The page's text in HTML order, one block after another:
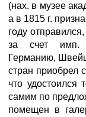
(нах. в музее
а в 1815 г.
году
за счет имп.
Германию,
стран приобрел
что удостоился
самим по
помещен в